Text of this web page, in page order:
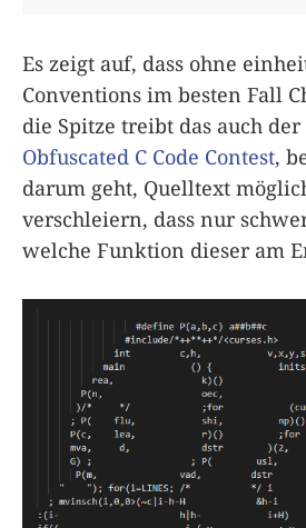
Es zeigt auf, dass ohne
Conventions im besten Fall
die Spitze treibt das auch der
Obfuscated C Code Contest,
darum geht, Quelltext
verschleiern, dass nur
welche Funktion dieser am